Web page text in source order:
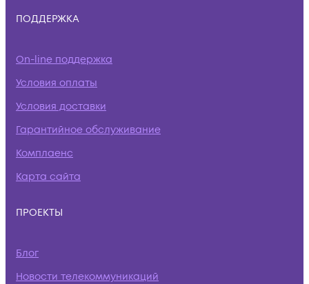
ПОДДЕРЖКА
On-line поддержка
Условия оплаты
Условия доставки
Гарантийное обслуживание
Комплаенс
Карта сайта
ПРОЕКТЫ
Блог
Новости телекоммуникаций